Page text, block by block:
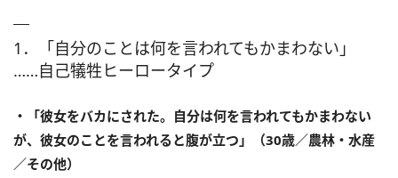
1．「自分のことは何を言われてもかまわない」
……自己犠牲ヒーロータイプ
・「彼女をバカにされた。自分は何を言われてもかまわない
が、彼女のことを言われると腹が立つ」（30歳／農林・水産
／その他）